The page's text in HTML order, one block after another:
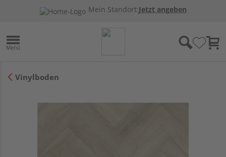
Mein Standort:Jetzt angeben
Vinylboden